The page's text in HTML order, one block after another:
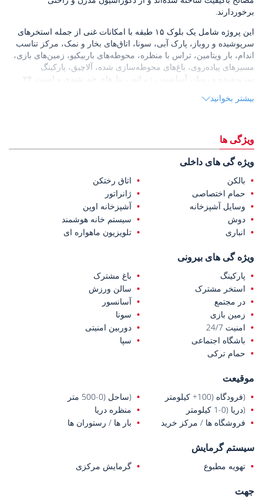
برخوردارند.
این پروژه شامل یک بلوک ۱۵ طبقه با امکانات غنی از جمله استخرهای
سرپوشیده و روباز، پارک آبی، سونا، اتاق‌های بخار و نمک، مرکز تناسب
اندام، بار ویتامین، تراس با منظره، محوطه‌های باربیکیو، زمین‌های بازی،
مسیرهای پیاده‌روی، باغ‌های محوطه‌سازی شده، آلاچیق، پارکینگ
سرپوشیده و روباز، آسانسور، ژنراتور، پنل‌های خورشیدی و امنیت ۲۴
ساحلی آرامی را ارائه می‌دهند.
آپارتمان‌های فروشی در مرسین
تفریحی و 119 کیلومتر تا فرودگاه بین‌المللی چوکوروا فاصله دارند.
بیشتر بخوانید
ویژگی ها
ویژه گی های داخلی
بالکن
اتاق رختکن
حمام اختصاصی
ژانراتور
وسایل آشپزخانه
آشپزخانه اوپن
دوش
سیستم خانه هوشمند
انباری
تلویزیون ماهواره ای
ویژه گی های بیرونی
پارکینگ
باغ مشترک
استخر مشترک
سالن ورزش
در مجتمع
آسانسور
زمین بازی
سونا
امنیت 24/7
دوربین امنیتی
باشگاه اجتماعی
سپا
حمام ترکی
موقیعت
(فرودگاه (100+ کیلومتر
(ساحل (0-500 متر
(دریا (0-1 کیلومتر
منظره دریا
فروشگاه ها / مرکز خرید
بار ها / رستوران ها
سیستم گرمایش
تهویه مطبوع گرمایش مرکزی
جهت